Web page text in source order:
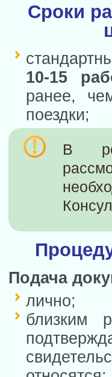
Сроки
10-15
ранее,
поездки;
В
Подача
лично;
близким